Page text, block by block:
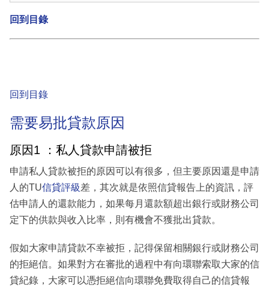
回到目錄
回到目錄
需要易批貸款原因
原因1 ：私人貸款申請被拒
申請私人貸款被拒的原因可以有很多，但主要原因還是申請
人的TU信貸評級差，其次就是依照信貸報告上的資訊，評
估申請人的還款能力，如果每月還款額超出銀行或財務公司
定下的供款與收入比率，則有機會不獲批出貸款。
假如大家申請貸款不幸被拒，記得保留相關銀行或財務公司
的拒絕信。如果對方在審批的過程中有向環聯索取大家的信
貸紀錄，大家可以憑拒絕信向環聯免費取得自己的信貸報